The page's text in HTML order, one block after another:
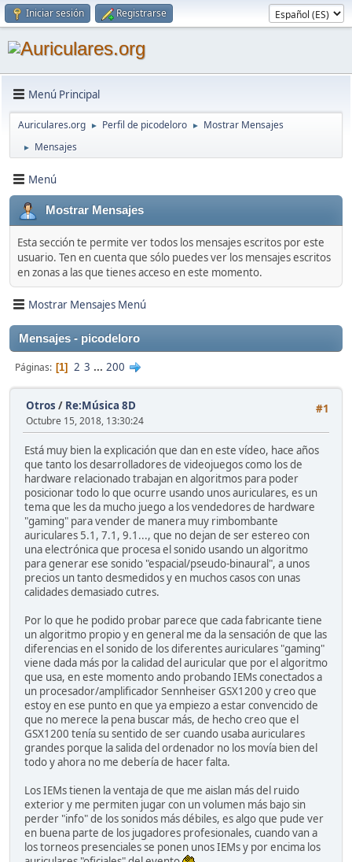
Iniciar sesión Registrarse
Menú Principal
Auriculares.org ► Perfil de picodeloro ► Mostrar Mensajes
► Mensajes
Menú
Mostrar Mensajes
Esta sección te permite ver todos los mensajes escritos por este
usuario. Ten en cuenta que sólo puedes ver los mensajes escritos
en zonas a las que tienes acceso en este momento.
Mostrar Mensajes Menú
Mensajes - picodeloro
Páginas 1 2 3 ... 200
#1
Otros / Re:Música 8D
Octubre 15, 2018, 13:30:24
Está muy bien la explicación que dan en este vídeo, hace años
que tanto los desarrolladores de videojuegos como los de
hardware relacionado trabajan en algoritmos para poder
posicionar todo lo que ocurre usando unos auriculares, es un
tema que les da mucho juego a los vendedores de hardware
"gaming" para vender de manera muy rimbombante
auriculares 5.1, 7.1, 9.1..., que no dejan de ser estereo con
una electrónica que procesa el sonido usando un algoritmo
para generar ese sonido "espacial/pseudo-binaural", a unos
precios un tanto desmedidos y en muchos casos con unas
calidades demasiado cutres.
Por lo que he podido probar parece que cada fabricante tiene
un algoritmo propio y en general me da la sensación de que las
diferencias en el sonido de los diferentes auriculares "gaming"
viene dada más por la calidad del auricular que por el algoritmo
que usa, en este momento ando probando IEMs conectados a
un procesador/amplificador Sennheiser GSX1200 y creo que
estoy en ese punto en que ya empiezo a estar convencido de
que no merece la pena buscar más, de hecho creo que el
GSX1200 tenía su sentido de ser cuando usaba auriculares
grandes porque la salida del ordenador no los movía bien del
todo y ahora no me debería de hacer falta.
Los IEMs tienen la ventaja de que me aislan más del ruido
exterior y me permiten jugar con un volumen más bajo sin
perder "info" de los sonidos más débiles, es algo que pude ver
en buena parte de los jugadores profesionales, cuando van a
los torneos presenciales se ponen unos IEMs y por encima los